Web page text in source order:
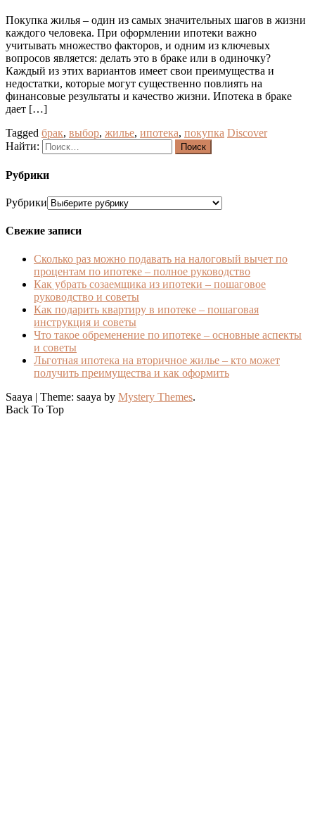
Покупка жилья – один из самых значительных шагов в жизни
каждого человека. При оформлении ипотеки важно
учитывать множество факторов, и одним из ключевых
вопросов является: делать это в браке или в одиночку?
Каждый из этих вариантов имеет свои преимущества и
недостатки, которые могут существенно повлиять на
финансовые результаты и качество жизни. Ипотека в браке
дает […]
Tagged брак, выбор, жилье, ипотека, покупка Discover
Найти:
Рубрики
Рубрики
Свежие записи
Сколько раз можно подавать на налоговый вычет по
процентам по ипотеке – полное руководство
Как убрать созаемщика из ипотеки – пошаговое
руководство и советы
Как подарить квартиру в ипотеке – пошаговая
инструкция и советы
Что такое обременение по ипотеке – основные аспекты
и советы
Льготная ипотека на вторичное жилье – кто может
получить преимущества и как оформить
Saaya | Theme: saaya by Mystery Themes.
Back To Top